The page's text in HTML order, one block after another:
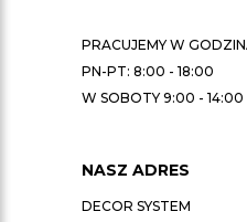
PRACUJEMY W
PN-PT: 8:00 - 18:00
W SOBOTY 9:00 - 14:00
NASZ ADRES
DECOR SYSTEM